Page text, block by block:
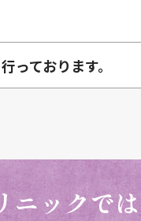
行っております。
ニックでは